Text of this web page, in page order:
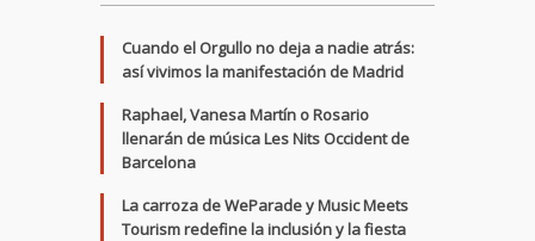
Cuando el Orgullo no deja a nadie atrás:
así vivimos la manifestación de Madrid
Raphael, Vanesa Martín o Rosario
llenarán de música Les Nits Occident de
Barcelona
La carroza de WeParade y Music Meets
Tourism redefine la inclusión y la fiesta